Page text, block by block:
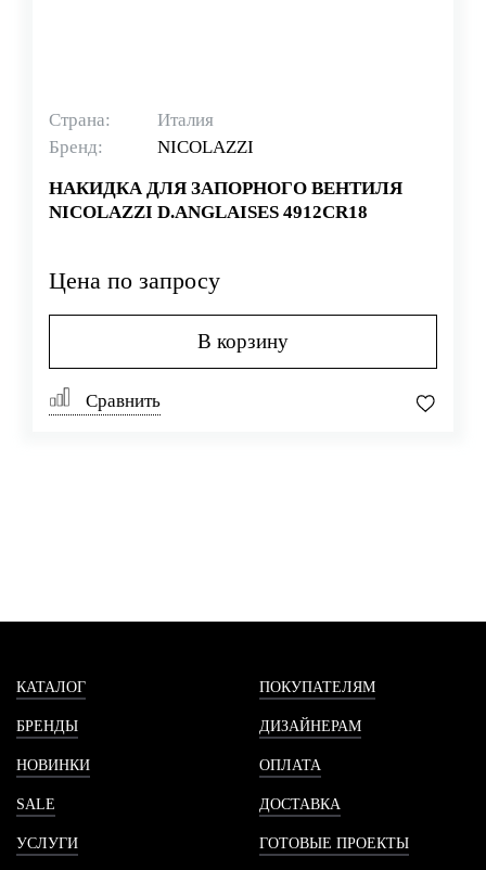
Страна:
Италия
Бренд:
NICOLAZZI
НАКИДКА ДЛЯ ЗАПОРНОГО ВЕНТИЛЯ
NICOLAZZI D.ANGLAISES 4912CR18
Цена по запросу
В корзину
Сравнить
КАТАЛОГ
БРЕНДЫ
НОВИНКИ
SALE
УСЛУГИ
ПОКУПАТЕЛЯМ
ДИЗАЙНЕРАМ
ОПЛАТА
ДОСТАВКА
ГОТОВЫЕ ПРОЕКТЫ